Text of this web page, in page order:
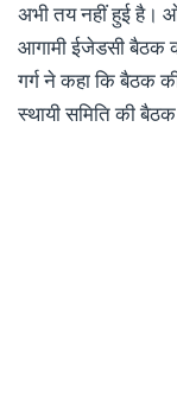
अभी तय नहीं हुई है।
आगामी ईजेडसी बैठक
गर्ग ने कहा कि बैठक
स्थायी समिति की